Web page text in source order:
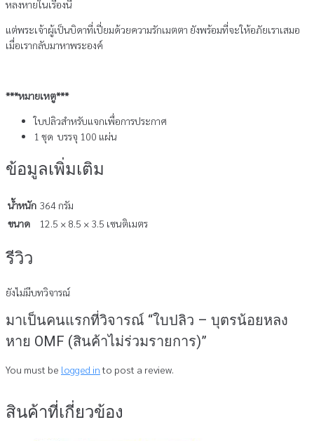
ไม่
ร่วม
หลงหายในเรื่องนี้
แต่พระเจ้าผู้เป็นบิดาที่เปี่ยมด้วยความรักเมตตา ยังพร้อมที่จะให้อภัยเราเสมอ
เมื่อเรากลับมาหาพระองค์
***หมายเหตู***
ใบปลิวสำหรับแจกเพื่อการประกาศ
1 ชุด บรรจุ 100 แผ่น
ข้อมูลเพิ่มเติม
น้ำหนัก 364 กรัม
ขนาด
12.5 × 8.5 × 3.5 เซนติเมตร
รีวิว
ยังไม่มีบทวิจารณ์
มาเป็นคนแรกที่วิจารณ์ “ใบปลิว – บุตรน้อยหลง
หาย OMF (สินค้าไม่ร่วมรายการ)”
You must be logged into post a review.
สินค้าที่เกี่ยวข้อง